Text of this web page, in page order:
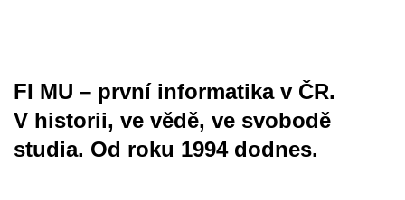
FI MU – první informatika v ČR.
V historii, ve vědě, ve svobodě
studia. Od roku 1994 dodnes.